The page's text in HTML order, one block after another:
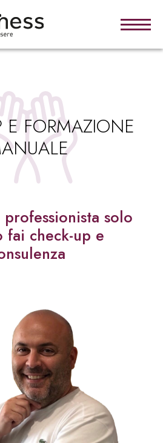
E FORMAZIONE
solo
fai check-up e